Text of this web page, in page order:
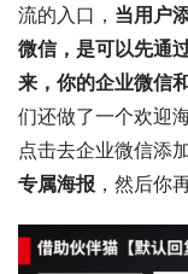
流的入口， 当用户
微信，是可以先通
来，你的企业微信
们还做了一个欢迎
点击去企业微信添
专属海报 ，然后你